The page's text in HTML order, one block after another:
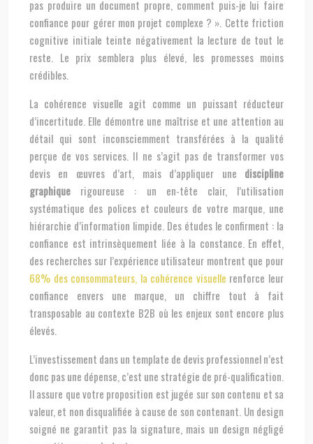
pas produire un document propre, comment puis-je lui faire
confiance pour gérer mon projet complexe ? ». Cette friction
cognitive initiale teinte négativement la lecture de tout le
reste. Le prix semblera plus élevé, les promesses moins
crédibles.
La cohérence visuelle agit comme un puissant réducteur
d’incertitude. Elle démontre une maîtrise et une attention au
détail qui sont inconsciemment transférées à la qualité
perçue de vos services. Il ne s’agit pas de transformer vos
devis en œuvres d’art, mais d’appliquer une discipline
graphique rigoureuse : un en-tête clair, l’utilisation
systématique des polices et couleurs de votre marque, une
hiérarchie d’information limpide. Des études le confirment : la
confiance est intrinsèquement liée à la constance. En effet,
des recherches sur l’expérience utilisateur montrent que pour
68% des consommateurs, la cohérence visuelle renforce leur
confiance envers une marque, un chiffre tout à fait
transposable au contexte B2B où les enjeux sont encore plus
élevés.
L’investissement dans un template de devis professionnel n’est
donc pas une dépense, c’est une stratégie de pré-qualification.
Il assure que votre proposition est jugée sur son contenu et sa
valeur, et non disqualifiée à cause de son contenant. Un design
soigné ne garantit pas la signature, mais un design négligé